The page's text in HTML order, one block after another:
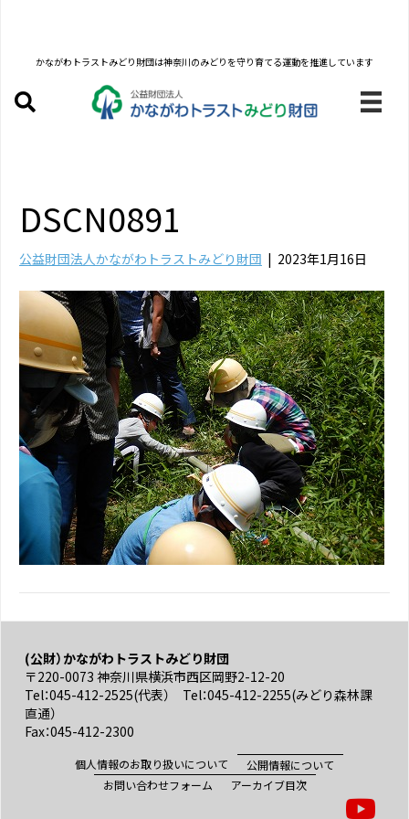
かながわトラストみどり財団は神奈川のみどりを守り育てる運動を推進しています
DSCN0891
公益財団法人かながわトラストみどり財団 | 2023年1月16日
(公財）かながわトラストみどり財団
〒220-0073 神奈川県横浜市西区岡野2-12-20
Tel：045-412-2525(代表） Tel：045-412-2255(みどり森林課
直通）
Fax：045-412-2300
個人情報のお取り扱いについて
公開情報について
お問い合わせフォーム
アーカイブ目次